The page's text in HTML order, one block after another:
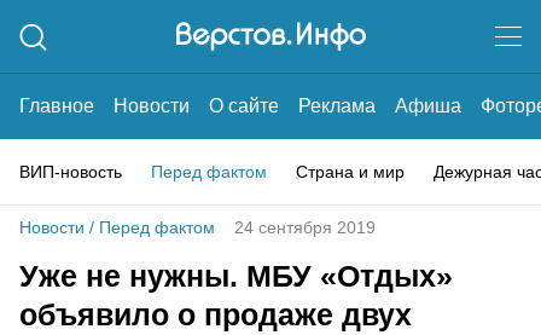
Главное Новости О сайте Реклама Афиша
ВИП-новость Перед фактом Страна и мир Дежурная
Новости / Перед фактом 24 сентября 2019
Уже не нужны. МБУ «Отдых»
объявило о продаже двух